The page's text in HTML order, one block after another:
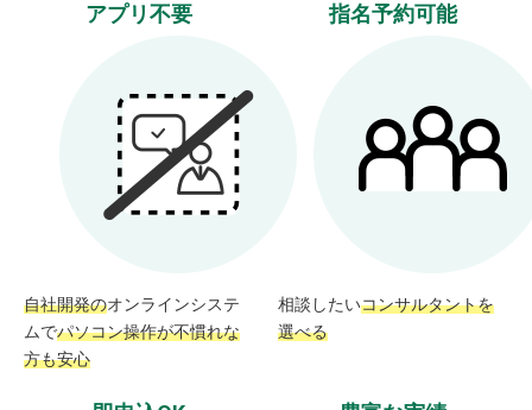
アプリ不要
自社開発のオンラインシステ
ムでパソコン操作が不慣れな
方も安心
指名予約可能
相談したいコンサルタントを
選べる